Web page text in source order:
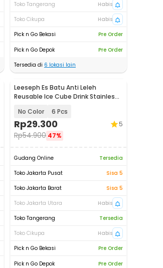
Toko Tangerang
Habis
Toko Cikupa
Habis
Pick n Go Bekasi
Pre Order
Pick n Go Depok
Pre Order
Tersedia di 6 lokasi lain
Leeseph Es Batu Anti Leleh
Reusable Ice Cube Drink Stainless
No Color 6 Pcs
Rp29.300
Rp54.900 47%
5
Gudang Online
Tersedia
Toko Jakarta Pusat
Sisa 5
Toko Jakarta Barat
Sisa 5
Toko Jakarta Utara
Habis
Toko Tangerang
Tersedia
Toko Cikupa
Habis
Pick n Go Bekasi
Pre Order
Pick n Go Depok
Pre Order